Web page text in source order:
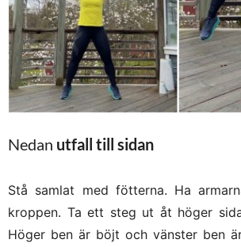
Nedan utfall till sidan
Stå samlat med fötterna. Ha
kroppen. Ta ett steg ut åt höger
Höger ben är böjt och vänster ben